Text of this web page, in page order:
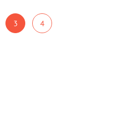
3 4